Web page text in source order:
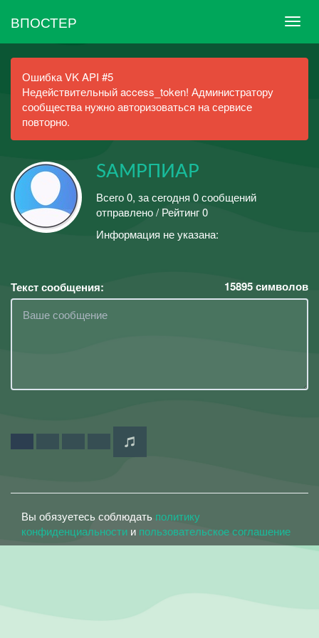
ВПОСТЕР
Ошибка VK API #5
Недействительный access_token! Администратору
сообщества нужно авторизоваться на сервисе
повторно.
SAMPПИАР
Всего 0, за сегодня 0 сообщений
отправлено / Рейтинг 0
Информация не указана:
Текст сообщения: 15895символов
Вы обязуетесь соблюдать политику
конфиденциальности и пользовательское соглашение